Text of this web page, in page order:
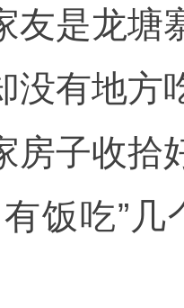
友是龙塘
没有地方
房子收拾
有饭吃”